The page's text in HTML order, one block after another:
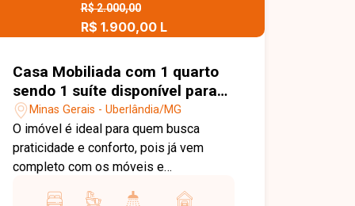
Marinho Neto, 135 Delta Sul,
Uberlândia/MG Estamos aqui para te
R$ 2.000,00
R$ 1.900,00 L
Casa Mobiliada com 1 quarto
sendo 1 suíte disponível para
locação no bairro Minas Gerais
em Uberlândia-MG
Minas Gerais - Uberlândia/MG
O imóvel é ideal para quem busca
praticidade e conforto, pois já vem
completo com os móveis e